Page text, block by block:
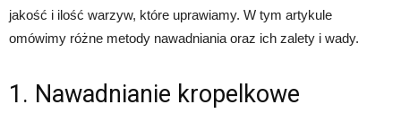
jakość i ilość warzyw, które uprawiamy. W tym artykule
omówimy różne metody nawadniania oraz ich zalety i wady.
1. Nawadnianie kropelkowe